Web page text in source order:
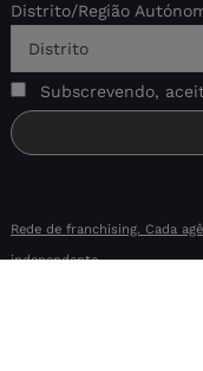
Distrito/Região
Subscrevendo,
Rede de franchising. Cada
independente.